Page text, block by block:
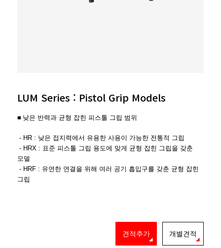
LUM Series : Pistol Grip Models
■ 낮은 반력과 균형 잡힌 피스톨 그립 범위
- HR : 낮은 접지력에서 유용한 사용이 가능한 전통적 그립
- HRX : 표준 피스톨 그립 용도에 맞게 균형 잡힌 그립을 갖춘
모델
- HRF : 유연한 연결을 위해 여러 공기 흡입구를 갖춘 균형 잡힌
그립
견적추가 개별견적